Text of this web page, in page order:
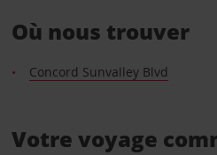
Où nous trouver
Concord Sunvalley Blvd
Votre voyage